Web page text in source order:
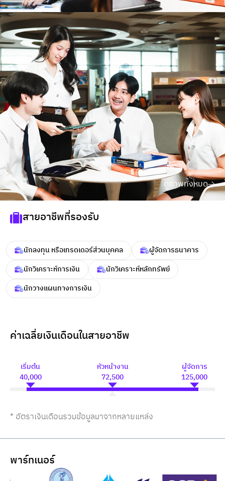
ดูภาพทั้งหมด
สายอาชีพที่รองรับ
นักลงทุน หรือเทรดเดอร์ส่วนบุคคล
ผู้จัดการธนาคาร
นักวิเคราะห์การเงิน
นักวิเคราะห์หลักทรัพย์
นักวางแผนทางการเงิน
ค่าเฉลี่ยเงินเดือนในสายอาชีพ
เริ่มต้น
40,000
หัวหน้างาน
72,500
ผู้จัดการ
125,000
* อัตราเงินเดือนรวมข้อมูลมาจากหลายแหล่ง
พาร์ทเนอร์